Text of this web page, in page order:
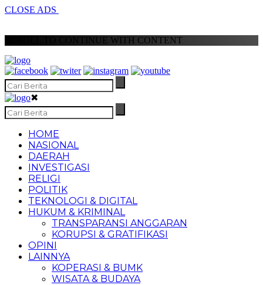
CLOSE ADS
SCROLL TO CONTINUE WITH CONTENT
✖
HOME
NASIONAL
DAERAH
INVESTIGASI
RELIGI
POLITIK
TEKNOLOGI & DIGITAL
HUKUM & KRIMINAL
TRANSPARANSI ANGGARAN
KORUPSI & GRATIFIKASI
OPINI
LAINNYA
KOPERASI & BUMK
WISATA & BUDAYA